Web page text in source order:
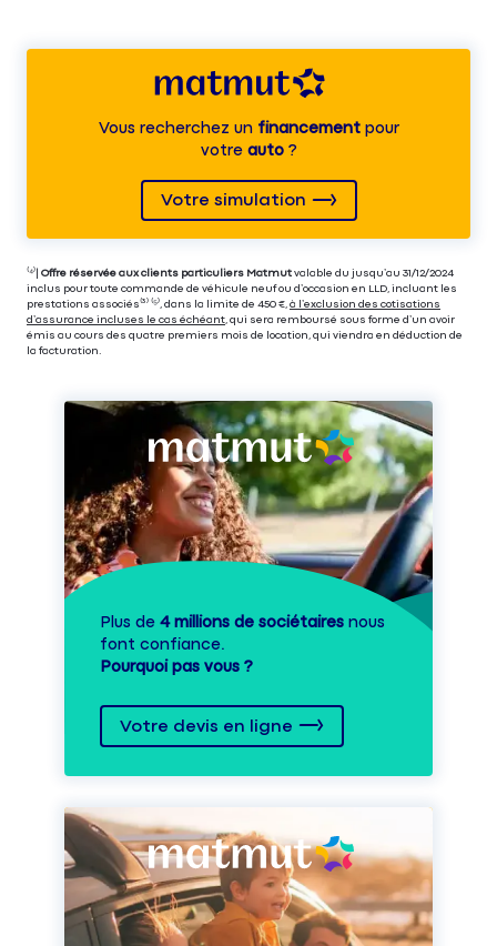
Vous recherchez unfinancementpour
votre auto?
Votre simulation
⁽⁴⁾| Offre réservée aux clients particuliers Matmut valable du jusqu’au 31/12/2024
inclus pour toute commande de véhicule neuf ou d’occasion en LLD, incluant les
prestations associés⁽³⁾ ⁽⁵⁾, dans la limite de 450 €, à l’exclusion des cotisations
d’assurance incluses le cas échéant, qui sera remboursé sous forme d’un avoir
émis au cours des quatre premiers mois de location, qui viendra en déduction de
la facturation.
Plus de 4 millions de sociétaires nous
font confiance.
Pourquoi pas vous ?
Votre devis en ligne